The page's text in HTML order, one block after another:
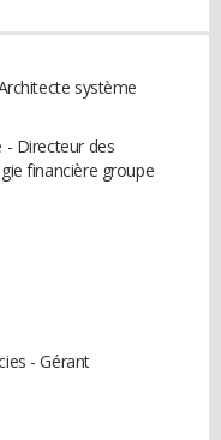
système
Directeur des
financière groupe
- Gérant